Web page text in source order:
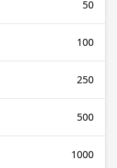
50
100
250
500
1000